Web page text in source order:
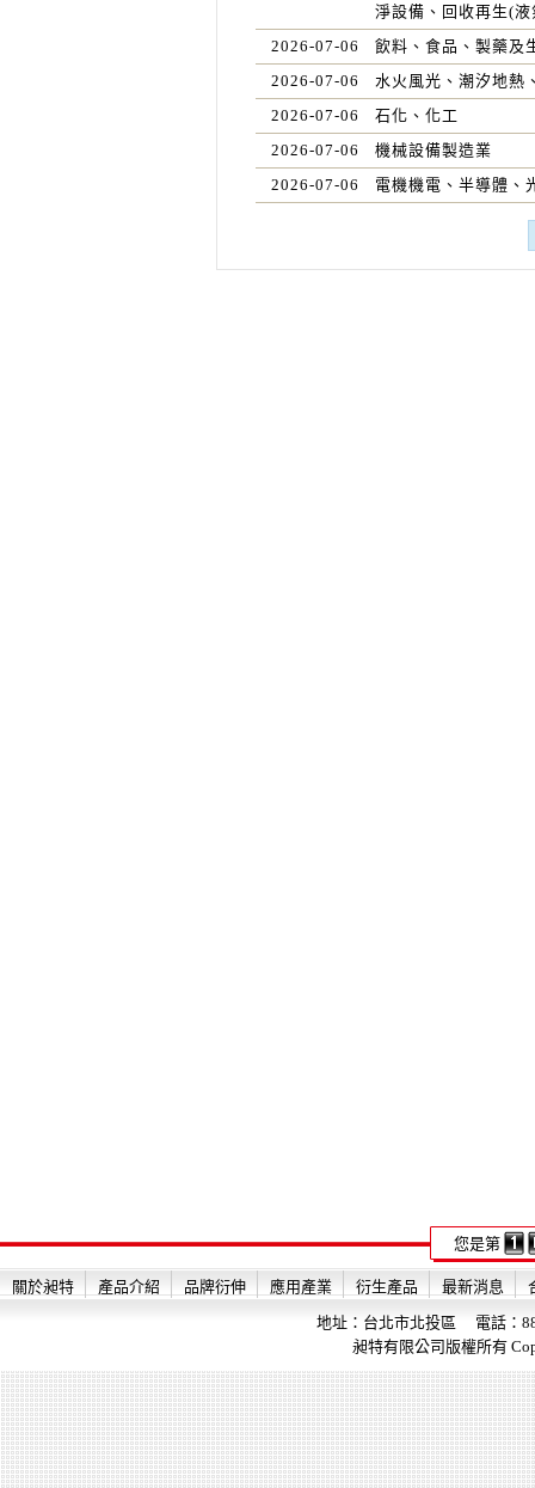
淨設備、回收再生(
2026-07-06
飲料、食品、製藥及
2026-07-06
水火風光、潮汐地熱
2026-07-06
石化、化工
2026-07-06
機械設備製造業
2026-07-06
電機機電、半導體、
您是第
關於昶特 產品介紹 品牌衍伸 應用產業 衍生產品 最新消息
地址：台北市北投區 電話：
昶特有限公司版權所有